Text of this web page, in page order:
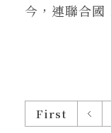
今，連聯合國
First